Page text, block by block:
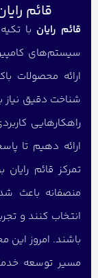
قائم
قائم رایان با
سیستم‌های
ارائه محصولات
شناخت دقیق نیاز
راهکارهایی
ارائه دهیم تا
تمرکز قائم
منصفانه باعث
انتخاب کنند و
باشند. امروز
مسیر توسعه